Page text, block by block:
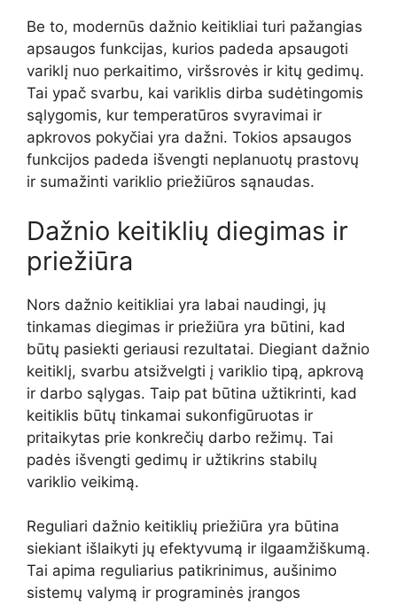
Be to, modernūs dažnio keitikliai turi pažangias
apsaugos funkcijas, kurios padeda apsaugoti
variklį nuo perkaitimo, viršsrovės ir kitų gedimų.
Tai ypač svarbu, kai variklis dirba sudėtingomis
sąlygomis, kur temperatūros svyravimai ir
apkrovos pokyčiai yra dažni. Tokios apsaugos
funkcijos padeda išvengti neplanuotų prastovų
ir sumažinti variklio priežiūros sąnaudas.
Dažnio keitiklių diegimas ir
priežiūra
Nors dažnio keitikliai yra labai naudingi, jų
tinkamas diegimas ir priežiūra yra būtini, kad
būtų pasiekti geriausi rezultatai. Diegiant dažnio
keitiklį, svarbu atsižvelgti į variklio tipą, apkrovą
ir darbo sąlygas. Taip pat būtina užtikrinti, kad
keitiklis būtų tinkamai sukonfigūruotas ir
pritaikytas prie konkrečių darbo režimų. Tai
padės išvengti gedimų ir užtikrins stabilų
variklio veikimą.
Reguliari dažnio keitiklių priežiūra yra būtina
siekiant išlaikyti jų efektyvumą ir ilgaamžiškumą.
Tai apima reguliarius patikrinimus, aušinimo
sistemų valymą ir programinės įrangos